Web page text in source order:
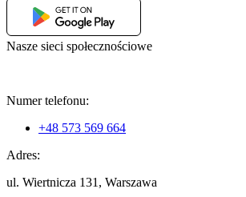
Nasze sieci społecznościowe
Numer telefonu:
+48 573 569 664
Adres:
ul. Wiertnicza 131, Warszawa